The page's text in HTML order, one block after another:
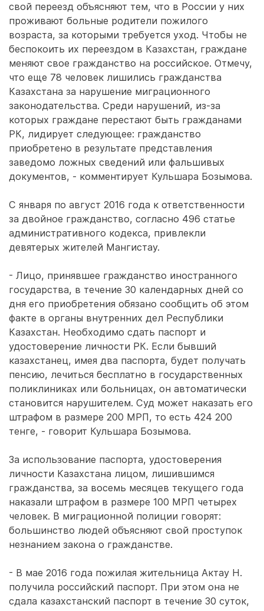
свой переезд объясняют тем, что в России у них
проживают больные родители пожилого
возраста, за которыми требуется уход. Чтобы не
беспокоить их переездом в Казахстан, граждане
меняют свое гражданство на российское. Отмечу,
что еще 78 человек лишились гражданства
Казахстана за нарушение миграционного
законодательства. Среди нарушений, из-за
которых граждане перестают быть гражданами
РК, лидирует следующее: гражданство
приобретено в результате представления
заведомо ложных сведений или фальшивых
документов, - комментирует Кульшара Бозымова.
С января по август 2016 года к ответственности
за двойное гражданство, согласно 496 статье
административного кодекса, привлекли
девятерых жителей Мангистау.
- Лицо, принявшее гражданство иностранного
государства, в течение 30 календарных дней со
дня его приобретения обязано сообщить об этом
факте в органы внутренних дел Республики
Казахстан. Необходимо сдать паспорт и
удостоверение личности РК. Если бывший
казахстанец, имея два паспорта, будет получать
пенсию, лечиться бесплатно в государственных
поликлиниках или больницах, он автоматически
становится нарушителем. Суд может наказать его
штрафом в размере 200 МРП, то есть 424 200
тенге, - говорит Кульшара Бозымова.
За использование паспорта, удостоверения
личности Казахстана лицом, лишившимся
гражданства, за восемь месяцев текущего года
наказали штрафом в размере 100 МРП четырех
человек. В миграционной полиции говорят:
большинство людей объясняют свой проступок
незнанием закона о гражданстве.
- В мае 2016 года пожилая жительница Актау Н.
получила российский паспорт. При этом она не
сдала казахстанский паспорт в течение 30 суток,